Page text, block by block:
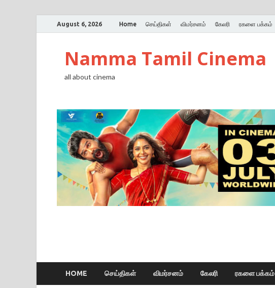
August 6, 2026 Home செய்திகள் விமர்சனம் கேலரி ரகளை பக்கம்
Namma Tamil Cinema
all about cinema
HOME செய்திகள் விமர்சனம் கேலரி ரகளை பக்கம்